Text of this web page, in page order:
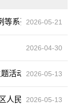
等系列教育信息化
2026-05-21
2026-04-30
活动：“知产赋能
2026-05-13
人民法院合作共建“
2026-05-13